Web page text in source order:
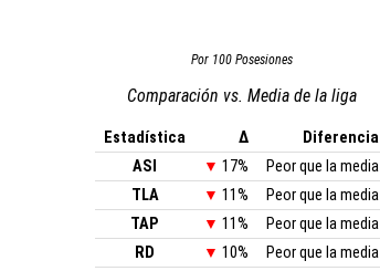
Por 100 Posesiones
Comparación vs. Media de la liga
Estadística Δ
Diferencia
ASI
▼ 17%
Peor que la media
TLA
▼ 11%
Peor que la media
TAP
▼ 11%
Peor que la media
RD
▼ 10%
Peor que la media